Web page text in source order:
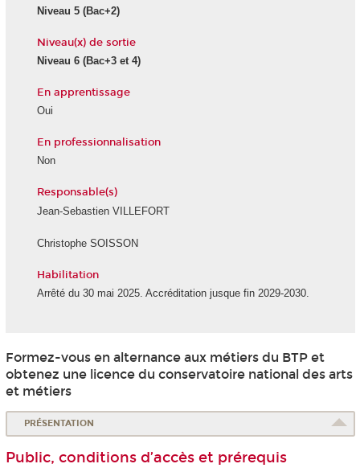
Niveau 5(Bac+2)
Niveau(x) de sortie
Niveau 6(Bac+3 et 4)
En apprentissage
Oui
En professionnalisation
Non
Responsable(s)
Jean-Sebastien VILLEFORT
Christophe SOISSON
Habilitation
Arrêté du 30 mai 2025. Accréditation jusque fin 2029-2030.
Formez-vous en alternanceaux métiers du BTP et
obtenez une licence du conservatoire national des arts
et métiers
PRÉSENTATION
Public, conditions d’accès et prérequis